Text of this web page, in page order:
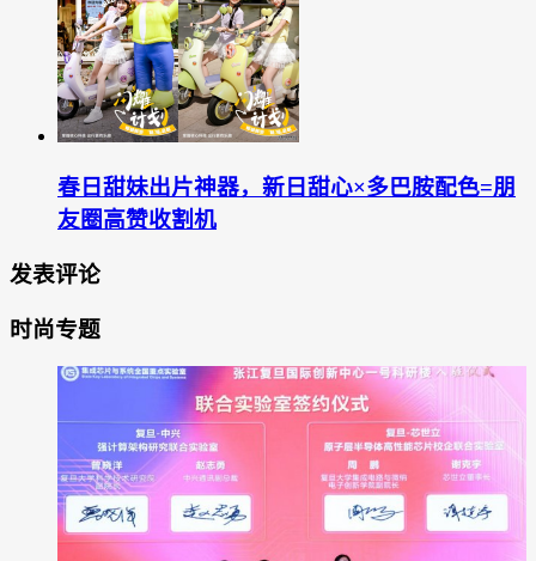
春日甜妹出片神器，新日甜心×多巴胺配色=朋
友圈高赞收割机
发表评论
时尚专题